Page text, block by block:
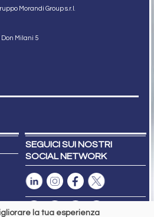
Morandi Group s.r.l.
Don Milani 5
SEGUICI SUI NOSTRI
SOCIAL NETWORK
la tua esperienza